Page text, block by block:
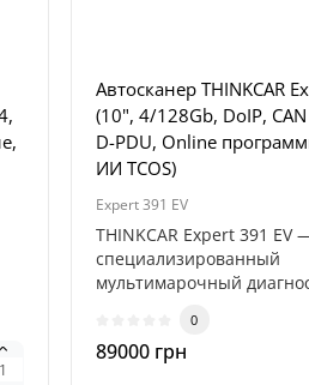
Автосканер THINKCAR
(10", 4/128Gb, DoIP,
D-PDU, Online
ИИ TCOS)
Expert 391 EV
THINKCAR Expert 391 EV
специализированный
мультимарочный
0
89000 грн